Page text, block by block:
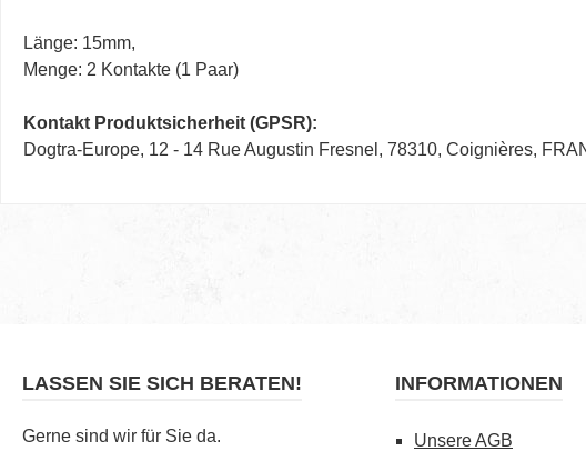
Länge: 15mm,
Menge: 2 Kontakte (1 Paar)
Kontakt Produktsicherheit (GPSR):
Dogtra-Europe, 12 - 14 Rue Augustin Fresnel, 78310, Coignières,
LASSEN SIE SICH BERATEN!
Gerne sind wir für Sie da.
INFORMATIONEN
Unsere AGB